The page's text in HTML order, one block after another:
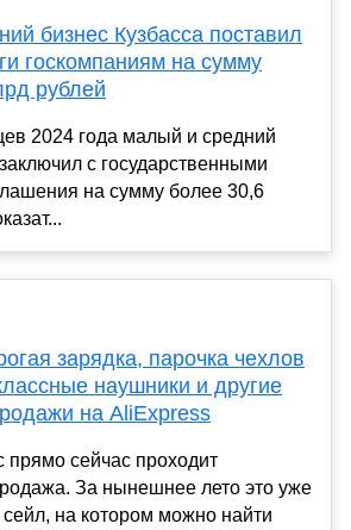
бизнес Кузбасса поставил
госкомпаниям на сумму
рублей
2024 года малый и средний
с государственными
на сумму более 30,6
зарядка, парочка чехлов
наушники и другие
на AliExpress
прямо сейчас проходит
За нынешнее лето это уже
на котором можно найти